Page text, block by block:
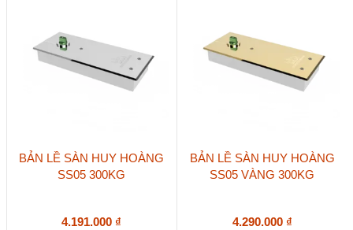
BẢN LỀ SÀN HUY HOÀNG
SS05 300KG
4.191.000 ₫
BẢN LỀ SÀN HUY HOÀNG
SS05 VÀNG 300KG
4.290.000 ₫